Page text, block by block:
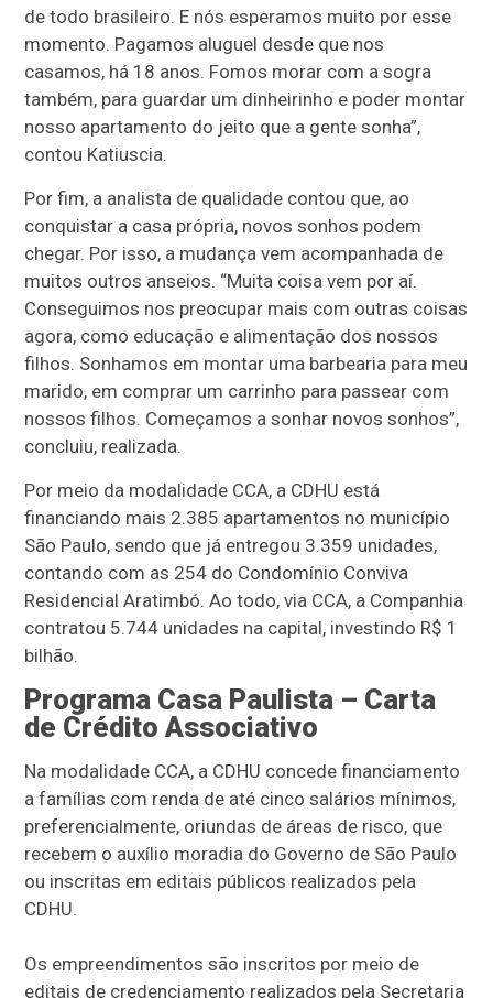
de todo brasileiro. E nós esperamos muito por esse
momento. Pagamos aluguel desde que nos
casamos, há 18 anos. Fomos morar com a sogra
também, para guardar um dinheirinho e poder montar
nosso apartamento do jeito que a gente sonha”,
contou Katiuscia.
Por fim, a analista de qualidade contou que, ao
conquistar a casa própria, novos sonhos podem
chegar. Por isso, a mudança vem acompanhada de
muitos outros anseios. “Muita coisa vem por aí.
Conseguimos nos preocupar mais com outras coisas
agora, como educação e alimentação dos nossos
filhos. Sonhamos em montar uma barbearia para meu
marido, em comprar um carrinho para passear com
nossos filhos. Começamos a sonhar novos sonhos”,
concluiu, realizada.
Por meio da modalidade CCA, a CDHU está
financiando mais 2.385 apartamentos no município
São Paulo, sendo que já entregou 3.359 unidades,
contando com as 254 do Condomínio Conviva
Residencial Aratimbó. Ao todo, via CCA, a Companhia
contratou 5.744 unidades na capital, investindo R$ 1
bilhão.
Programa Casa Paulista – Carta
de Crédito Associativo
Na modalidade CCA, a CDHU concede financiamento
a famílias com renda de até cinco salários mínimos,
preferencialmente, oriundas de áreas de risco, que
recebem o auxílio moradia do Governo de São Paulo
ou inscritas em editais públicos realizados pela
CDHU.
Os empreendimentos são inscritos por meio de
editais de credenciamento realizados pela Secretaria